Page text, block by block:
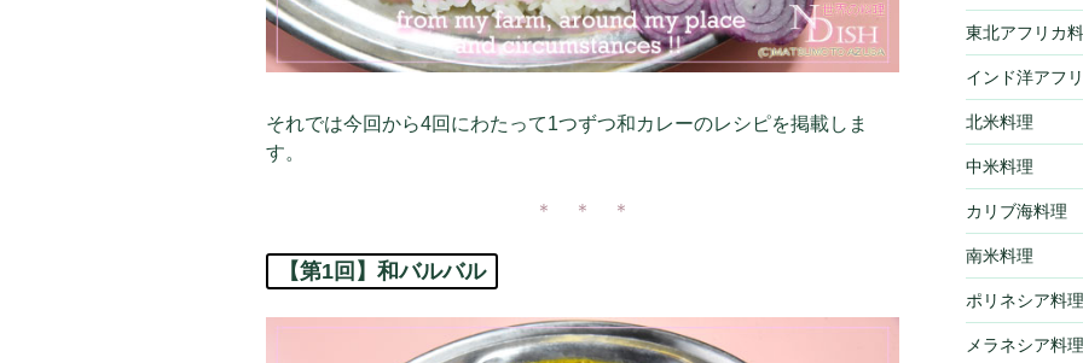
それでは今回から4回にわたって1つずつ和カレーのレシピを掲載しま
す。
＊ ＊ ＊
【第1回】和バルバル
東北アフリカ
インド洋アフ
北米料理
中米料理
カリブ海料理
南米料理
ポリネシア料理
メラネシア料理